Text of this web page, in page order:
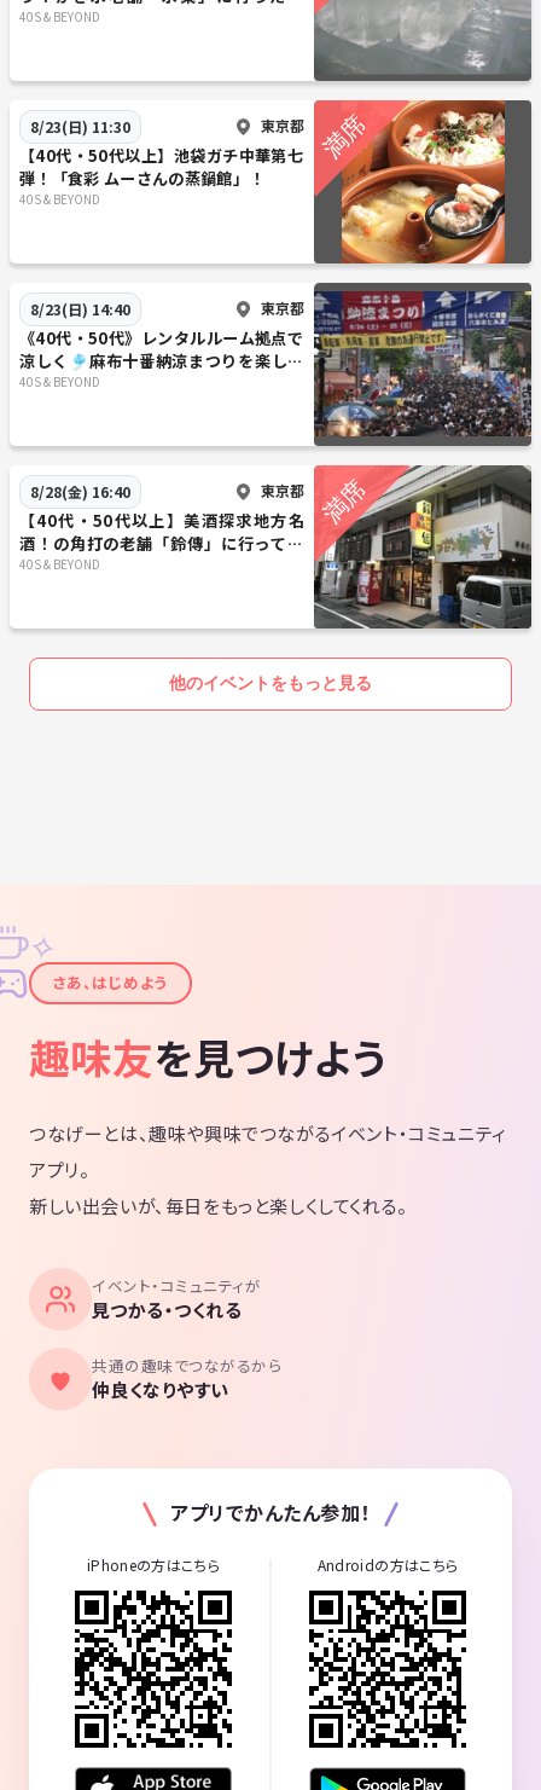
と、巣鴨で食べ飲み歩き
40S & BEYOND
8/23(日) 11:30 東京都
【40代・50代以上】池袋ガチ中華第七
弾！「食彩 ムーさんの蒸鍋館」！
40S & BEYOND
8/23(日) 14:40 東京都
《40代・50代》レンタルルーム拠点で
涼しく🎐麻布十番納涼まつりを楽しも
う！
40S & BEYOND
8/28(金) 16:40 東京都
【40代・50代以上】美酒探求地方名
酒！の角打の老舗「鈴傳」に行ってみ
よう！
40S & BEYOND
他のイベントをもっと見る
✦
✧
さあ、はじめよう
趣味友を見つけよう
つなげーとは、趣味や興味でつながるイベント・コミュニティ
アプリ。
新しい出会いが、毎日をもっと楽しくしてくれる。
イベント・コミュニティが
見つかる・つくれる
共通の趣味でつながるから
仲良くなりやすい
アプリでかんたん参加！
iPhoneの方はこちら Androidの方はこちら